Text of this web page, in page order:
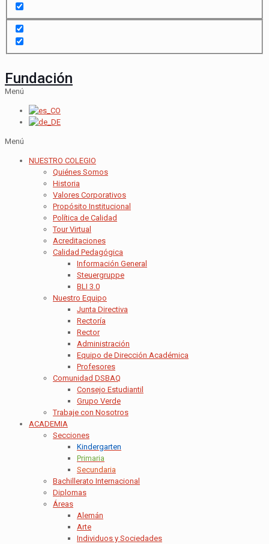
Fundación
Menú
Menú
NUESTRO COLEGIO
Quiénes Somos
Historia
Valores Corporativos
Propósito Institucional
Política de Calidad
Tour Virtual
Acreditaciones
Calidad Pedagógica
Información General
Steuergruppe
BLI 3.0
Nuestro Equipo
Junta Directiva
Rectoría
Rector
Administración
Equipo de Dirección Académica
Profesores
Comunidad DSBAQ
Consejo Estudiantil
Grupo Verde
Trabaje con Nosotros
ACADEMIA
Secciones
Kindergarten
Primaria
Secundaria
Bachillerato Internacional
Diplomas
Áreas
Alemán
Arte
Individuos y Sociedades